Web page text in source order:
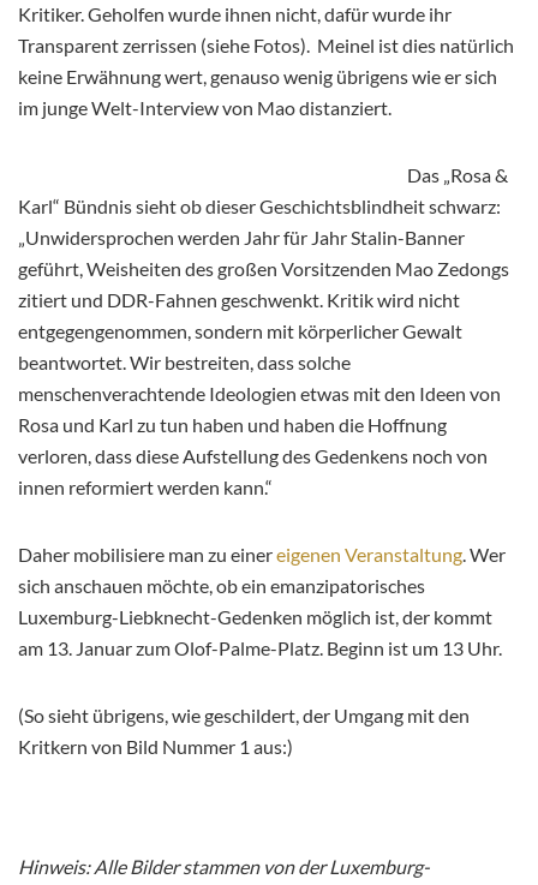
Kritiker. Geholfen wurde ihnen nicht, dafür wurde ihr
Transparent zerrissen (siehe Fotos). Meinel ist dies natürlich
keine Erwähnung wert, genauso wenig übrigens wie er sich
im junge Welt-Interview von Mao distanziert.
Das „Rosa &
Karl“ Bündnis sieht ob dieser Geschichtsblindheit schwarz:
„Unwidersprochen werden Jahr für Jahr Stalin-Banner
geführt, Weisheiten des großen Vorsitzenden Mao Zedongs
zitiert und DDR-Fahnen geschwenkt. Kritik wird nicht
entgegengenommen, sondern mit körperlicher Gewalt
beantwortet. Wir bestreiten, dass solche
menschenverachtende Ideologien etwas mit den Ideen von
Rosa und Karl zu tun haben und haben die Hoffnung
verloren, dass diese Aufstellung des Gedenkens noch von
innen reformiert werden kann.“
Daher mobilisiere man zu einereigenen Veranstaltung. Wer
sich anschauen möchte, ob ein emanzipatorisches
Luxemburg-Liebknecht-Gedenken möglich ist, der kommt
am 13. Januar zum Olof-Palme-Platz. Beginn ist um 13 Uhr.
(So sieht übrigens, wie geschildert, der Umgang mit den
Kritkern von Bild Nummer 1 aus:)
Hinweis: Alle Bilder stammen von der Luxemburg-